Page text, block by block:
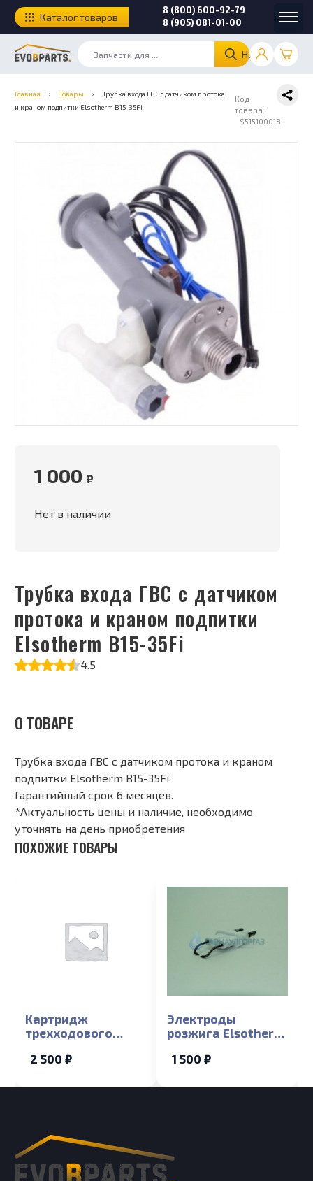
Найти
8 (800) 600-92-79
8 (905) 081-01-00
Каталог товаров
Главная › Товары ›
Трубка входа ГВС с датчиком протока
и краном подпитки Elsotherm B15-35Fi
Код
товара:
S515100018
Трубка входа ГВС с датчиком
протока и краном подпитки
Elsotherm B15-35Fi
4.5
1 000 ₽
Нет в наличии
О ТОВАРЕ
Трубка входа ГВС с датчиком протока и краном
подпитки Elsotherm B15-35Fi
Гарантийный срок 6 месяцев.
*Актуальность цены и наличие, необходимо
уточнять на день приобретения
ПОХОЖИЕ ТОВАРЫ
Картридж
трехходового
T2 500 ₽
Электроды
розжига Elsotherm
1 500 ₽